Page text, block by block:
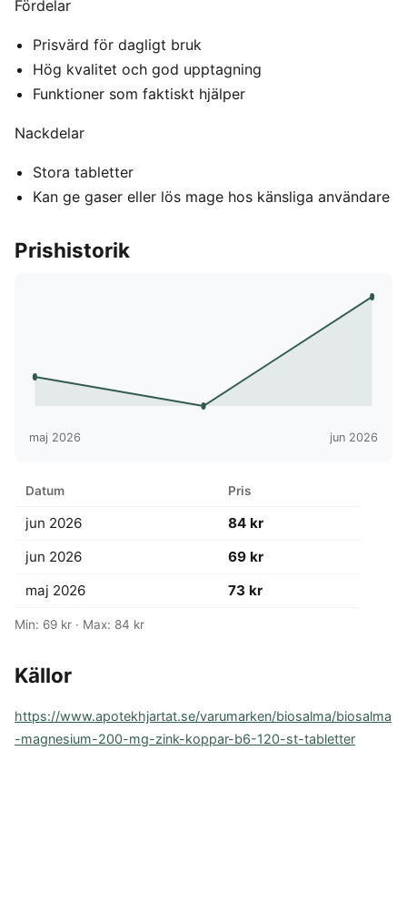
Fördelar
Prisvärd för dagligt bruk
Hög kvalitet och god upptagning
Funktioner som faktiskt hjälper
Nackdelar
Stora tabletter
Kan ge gaser eller lös mage hos känsliga användare
Prishistorik
maj 2026 jun 2026
Datum Pris
jun 2026
84 kr
jun 2026
69 kr
maj 2026
73 kr
Min: 69 kr · Max: 84 kr
Källor
https://www.apotekhjartat.se/varumarken/biosalma/biosalma
-magnesium-200-mg-zink-koppar-b6-120-st-tabletter